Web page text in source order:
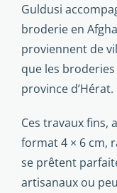
Guldusi
broderie en
proviennent de
que les
province d’Hérat.
Ces travaux fins,
format 4 × 6 cm,
se prêtent
artisanaux ou